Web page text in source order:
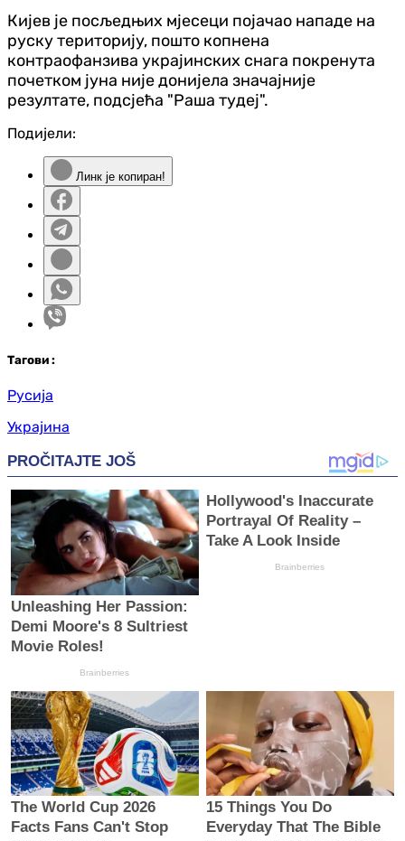
Кијев је посљедњих мјесеци појачао нападе на
руску територију, пошто копнена
контраофанзива украјинских снага покренута
почетком јуна није донијела значајније
резултате, подсјећа "Раша тудеј".
Подијели:
Линк је копиран!
Тагови :
Русија
Украјина